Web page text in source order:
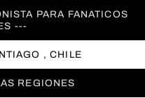
PARA FANATICOS
---
, CHILE
REGIONES